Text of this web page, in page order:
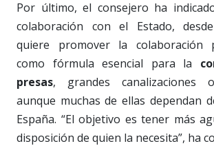
Por último, el consejero ha
colaboración con el Estado,
quiere promover la colaboración
como fórmula esencial para la
presas, grandes canalizaciones
aunque muchas de ellas dependan
España. “El objetivo es tener más
disposición de quien la necesita”, ha